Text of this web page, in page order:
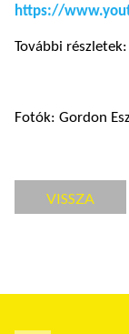
https://
További részletek:
Fotók: Gordon
VISSZA